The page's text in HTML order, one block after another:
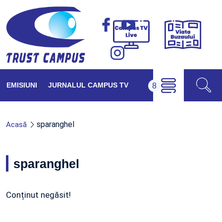
Campus
Viața
EMISIUNI JURNALUL CAMPUS TV
Acasă sparanghel
sparanghel
Conținut negăsit!